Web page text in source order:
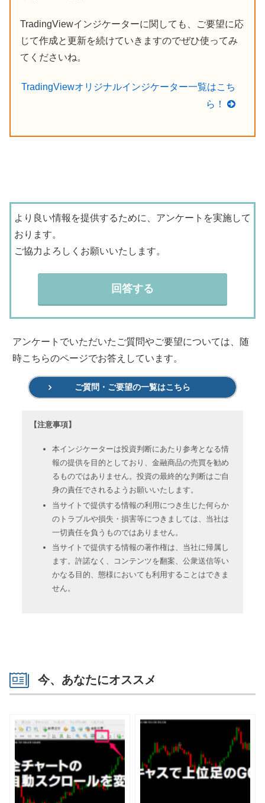
TradingViewインジケーターに関しても、ご要望に応
じて作成と更新を続けていきますのでぜひ使ってみ
てくださいね。
TradingViewオリジナルインジケーター一覧はこち
ら！
より良い情報を提供するために、アンケートを実施して
おります。
ご協力よろしくお願いいたします。
回答する
アンケートでいただいたご質問やご要望については、随
時こちらのページでお答えしています。
ご質問・ご要望の一覧はこちら
【注意事項】
本インジケーターは投資判断にあたり参考となる情
報の提供を目的としており、金融商品の売買を勧め
るものではありません。投資の最終的な判断はご自
身の責任でされるようお願いいたします。
当サイトで提供する情報の利用につき生じた何らか
のトラブルや損失・損害等につきましては、当社は
一切責任を負うものではありません。
当サイトで提供する情報の著作権は、当社に帰属し
ます。許諾なく、コンテンツを翻案、公衆送信等い
かなる目的、態様においても利用することはできま
せん。
今、あなたにオススメ